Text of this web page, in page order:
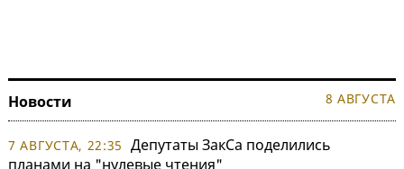
Новости 8 АВГУСТА
7 АВГУСТА, 22:35 Депутаты ЗакСа поделились
планами на "нулевые чтения"